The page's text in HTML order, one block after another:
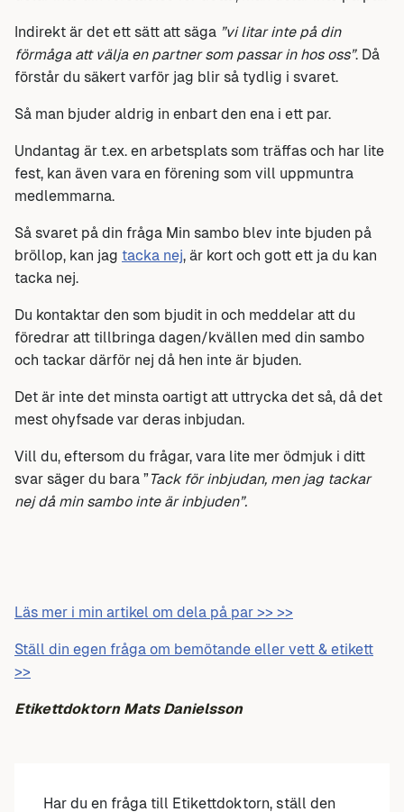
Indirekt är det ett sätt att säga ”vi litar inte på din
förmåga att välja en partner som passar in hos oss”. Då
förstår du säkert varför jag blir så tydlig i svaret.
Så man bjuder aldrig in enbart den ena i ett par.
Undantag är t.ex. en arbetsplats som träffas och har lite
fest, kan även vara en förening som vill uppmuntra
medlemmarna.
Så svaret på din fråga Min sambo blev inte bjuden på
bröllop, kan jag tacka nej, är kort och gott ett ja du kan
tacka nej.
Du kontaktar den som bjudit in och meddelar att du
föredrar att tillbringa dagen/kvällen med din sambo
och tackar därför nej då hen inte är bjuden.
Det är inte det minsta oartigt att uttrycka det så, då det
mest ohyfsade var deras inbjudan.
Vill du, eftersom du frågar, vara lite mer ödmjuk i ditt
svar säger du bara ”Tack för inbjudan, men jag tackar
nej då min sambo inte är inbjuden”.
Läs mer i min artikel om dela på par >> >>
Ställ din egen fråga om bemötande eller vett & etikett
>>
Etikettdoktorn Mats Danielsson
Har du en fråga till Etikettdoktorn, ställ den